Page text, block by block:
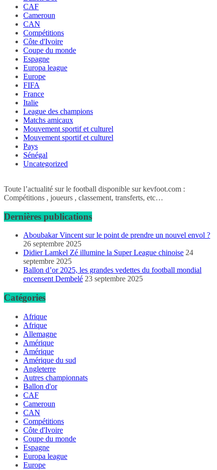
CAF
Cameroun
CAN
Compétitions
Côte d'Ivoire
Coupe du monde
Espagne
Europa league
Europe
FIFA
France
Italie
League des champions
Matchs amicaux
Mouvement sportif et culturel
Mouvement sportif et culturel
Pays
Sénégal
Uncategorized
Toute l’actualité sur le football disponible sur kevfoot.com :
Compétitions , joueurs , classement, transferts, etc…
Dernières publications
Aboubakar Vincent sur le point de prendre un nouvel envol ?
26 septembre 2025
Didier Lamkel Zé illumine la Super League chinoise 24
septembre 2025
Ballon d’or 2025, les grandes vedettes du football mondial
encensent Dembelé 23 septembre 2025
Catégories
Afrique
Afrique
Allemagne
Amérique
Amérique
Amérique du sud
Angleterre
Autres championnats
Ballon d'or
CAF
Cameroun
CAN
Compétitions
Côte d'Ivoire
Coupe du monde
Espagne
Europa league
Europe